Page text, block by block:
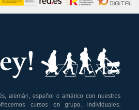
alemán, español o amárico con nuestros
cursos en grupo, individuales,